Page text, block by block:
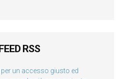
RSS
per un accesso giusto ed